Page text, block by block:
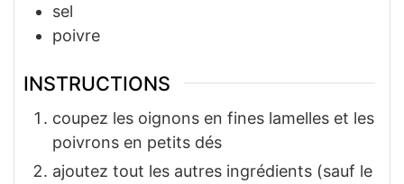
sel
poivre
INSTRUCTIONS
coupez les oignons en fines lamelles et les
poivrons en petits dés
ajoutez tout les autres ingrédients (sauf le